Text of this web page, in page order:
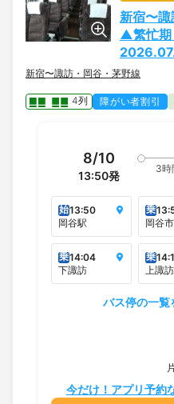
新宿〜
▲繁忙期
新宿〜諏訪・岡谷・茅野線
4列 障がい者割引
8/10
13:50発
3時
始13:50
岡谷駅
乗
岡谷
乗14:04
下諏訪
乗
上諏
バス停の一覧
今だけ！アプリ予